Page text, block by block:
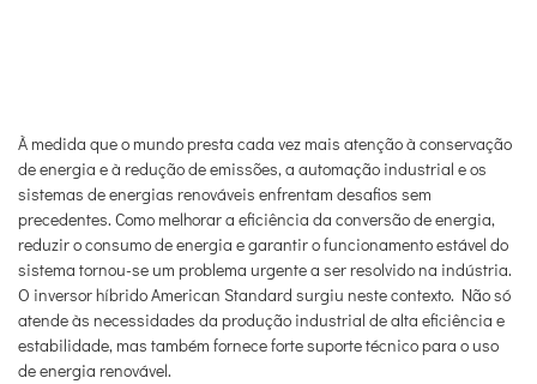
À medida que o mundo presta cada vez mais atenção à conservação
de energia e à redução de emissões, a automação industrial e os
sistemas de energias renováveis ​​enfrentam desafios sem
precedentes. Como melhorar a eficiência da conversão de energia,
reduzir o consumo de energia e garantir o funcionamento estável do
sistema tornou-se um problema urgente a ser resolvido na indústria.
O inversor híbrido American Standard surgiu neste contexto. Não só
atende às necessidades da produção industrial de alta eficiência e
estabilidade, mas também fornece forte suporte técnico para o uso
de energia renovável.